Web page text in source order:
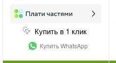
Купить в 1 клик
Купить WhatsApp